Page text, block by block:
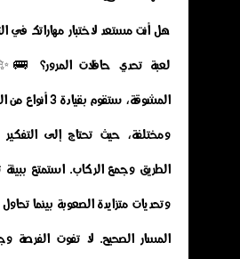
هل أنت مستعد لاختبار مهاراتك في
لعبة تحدي حافلات المرور؟
المشوقة، ستقوم
ومختلفة، حيث تحتاج إلى التفكير
الطريق وجمع الركاب. استمتع ببيئة
وتحديات متزايدة الصعوبة بينما
المسار الصحيح. لا تفوت الفرصة